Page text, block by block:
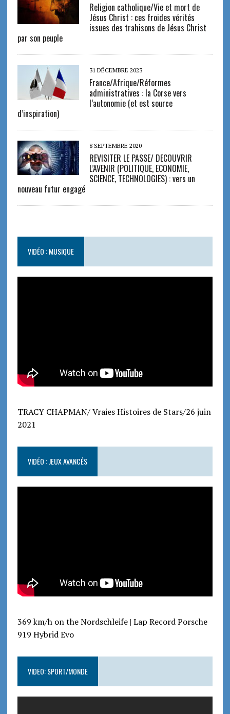
Religion catholique/Vie et mort de
Jésus Christ : ces froides vérités
issues des trahisons de Jésus Christ
par son peuple
31 DÉCEMBRE 2023
France/Afrique/Réformes
administratives : la Corse vers
l’autonomie (et est source
d’inspiration)
8 SEPTEMBRE 2020
REVISITER LE PASSE/ DECOUVRIR
L’AVENIR (POLITIQUE, ECONOMIE,
SCIENCE, TECHNOLOGIES) : vers un
nouveau futur engagé
VIDÉO : MUSIQUE
TRACY CHAPMAN/ Vraies Histoires de Stars/26 juin
2021
VIDÉO : JEUX AVANCÉS
369 km/h on the Nordschleife | Lap Record Porsche
919 Hybrid Evo
VIDEO: SPORT/MONDE